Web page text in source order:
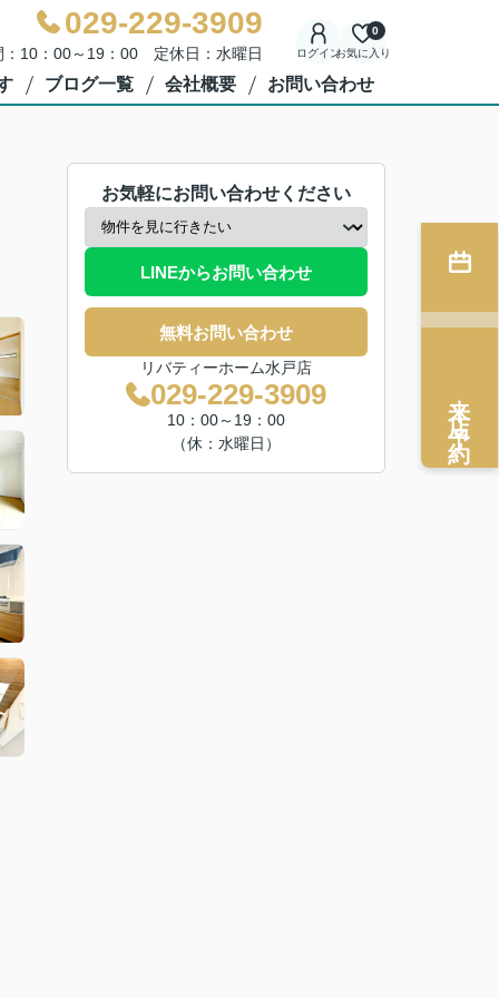
029-229-3909
：10：00～19：00 定休日：水曜日 ログインお気に入り
0
ブログ一覧 会社概要 お問い合わせ
お気軽にお問い合わせください
LINEからお問い合わせ
無料お問い合わせ
リバティーホーム水戸店
029-229-3909
10：00～19：00
（休：水曜日）
来店予約